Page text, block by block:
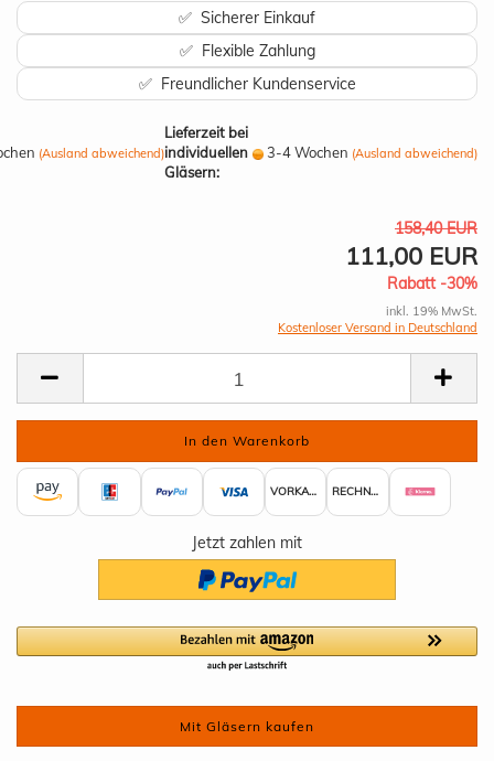
✅ Sicherer Einkauf
✅ Flexible Zahlung
✅ Freundlicher Kundenservice
(Ausland abweichend)
Lieferzeit bei
individuellen
Gläsern:
3-4 Wochen (Ausland abweichend)
158,40 EUR
111,00 EUR
Rabatt -30%
inkl. 19% MwSt.
Kostenloser Versand in Deutschland
VORKASSE RECHNUNG
Jetzt zahlen mit
Mit Gläsern kaufen